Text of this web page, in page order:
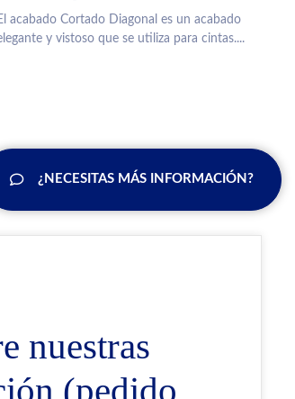
acabado Cortado Diagonal es un acabado
y vistoso que se utiliza para cintas....
¿NECESITAS MÁS INFORMACIÓN?
nuestras
(pedido